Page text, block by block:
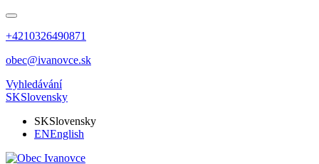
+4210326490871
obec@ivanovce.sk
Vyhledávání
SKSlovensky
SKSlovensky
ENEnglish